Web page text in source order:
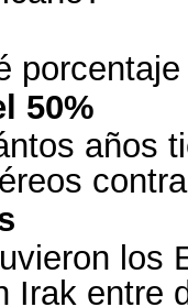
50%
años
los
Irak entre